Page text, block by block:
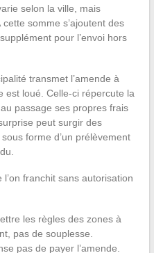
selon la ville, mais
somme s’ajoutent des
pour l’envoi hors
transmet l’amende à
est loué. Celle-ci répercute la
passage ses propres frais
peut surgir des
forme d’un prélèvement
franchit sans autorisation
les règles des zones à
pas de souplesse.
pas de payer l’amende.